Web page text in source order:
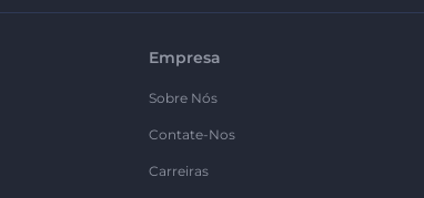
Empresa
Sobre Nós
Contate-Nos
Carreiras